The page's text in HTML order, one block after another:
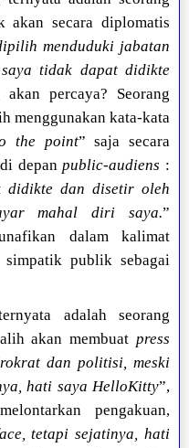
akan secara diplomatis
menduduki jabatan
tidak dapat didikte
percaya? Seorang
menggunakan kata-kata
the point” saja secara
di depanpublic-audiens :
didikte dan disetir oleh
mahal diri saya.”
dalam kalimat
simpatik publik sebagai
adalah seorang
akan membuat press
dan politisi, meski
hati saya HelloKitty”,
pengakuan,
tetapi sejatinya, hati